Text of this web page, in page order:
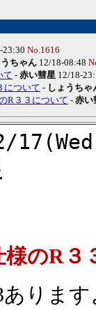
23:30 No.1616
ちゃん 12/18-08:48
て - 赤い彗星 12/18-
について - しょうちゃ
R３３について - 赤い
のR３
りま